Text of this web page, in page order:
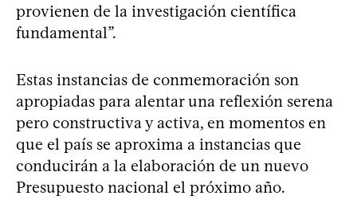
provienen de la investigación científica
fundamental”.
Estas instancias de conmemoración son
apropiadas para alentar una reflexión serena
pero constructiva y activa, en momentos en
que el país se aproxima a instancias que
conducirán a la elaboración de un nuevo
Presupuesto nacional el próximo año.